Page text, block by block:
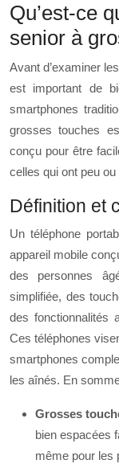
Qu’est-ce
senior à
Avant d’examiner
est important de
smartphones
grosses touches
conçu pour être
celles qui ont peu
Définition et
Un téléphone
appareil mobile
des personnes
simplifiée, des
des fonctionnalités
Ces téléphones
smartphones
les aînés. En
Grosses
bien espacées
même pour les